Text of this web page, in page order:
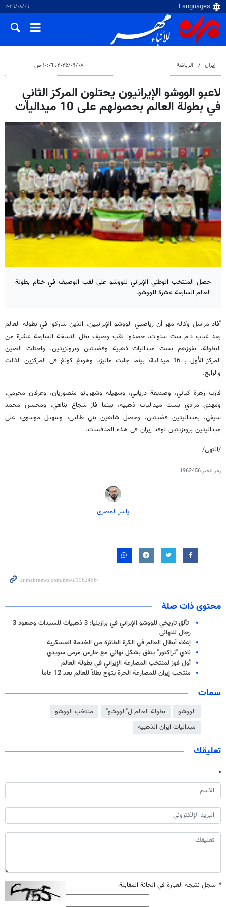
٠٦‏/٠٨‏/٢٠٢٦
إيران الرياضة ٠٨‏/٠٩‏/٢٠٢٥، ١٠:٠٦ ص
لاعبو الووشو الإيرانيون يحتلون المركز الثاني
في بطولة العالم بحصولهم على 10 ميداليات
حصل المنتخب الوطني الإيراني للووشو على لقب الوصيف في ختام بطولة
العالم السابعة عشرة للووشو.
أفاد مراسل وكالة مهر أن رياضيي الووشو الإيرانيين، الذين شاركوا في بطولة العالم
بعد غياب دام ست سنوات، حصدوا لقب وصيف بطل النسخة السابعة عشرة من
البطولة، بفوزهم بست ميداليات ذهبية وفضيتين وبرونزيتين. واحتلت الصين
المركز الأول بـ 16 ميدالية، بينما جاءت ماليزيا وهونغ كونغ في المركزين الثالث
والرابع.
فازت زهرة كياني، وصديقة دريايي، وسهيلة وشهربانو منصوريان، وعرفان محرمي،
ومهدي مرادي بست ميداليات ذهبية، بينما فاز شجاع بناهي، ومحسن محمد
سيفي، بميداليتين فضيتين، وحصل شاهين بني طالبي، وسهيل موسوي، على
ميداليتين برونزيتين لوفد إيران في هذه المنافسات.
/انتهى/
رمز الخبر1962456
یاسر المصری
محتوى ذات صلة
تألق تاريخي للووشو الإيراني في برازيليا: 3 ذهبيات للسيدات وصعود 3
رجال للنهائي
إعفاء أبطال العالم في الكرة الطائرة من الخدمة العسكرية
نادي "تراكتور" يتفق بشكل نهائي مع حارس مرمى سويدي
أول فوز لمنتخب المصارعة الإيراني في بطولة العالم
منتخب إيران للمصارعة الحرة يتوج بطلاً للعالم بعد 12 عاماً
سمات
الووشو بطولة العالم ل"الووشو"
منتخب الووشو
ميداليات ايران الذهبية
تعليقك
* سجل نتيجة العبارة في الخانة المقابلة